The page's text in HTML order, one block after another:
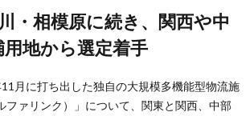
地から選定着手
月に打ち出した独自の大規模多機能型物流施
ファリンク）」について、関東と関西、中部